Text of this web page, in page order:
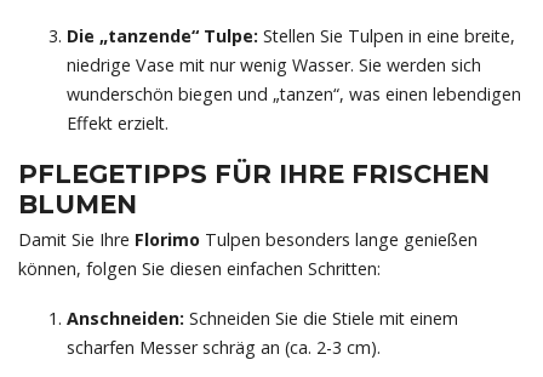
Die „tanzende“ Tulpe: Stellen Sie Tulpen in eine breite,
niedrige Vase mit nur wenig Wasser. Sie werden sich
wunderschön biegen und „tanzen“, was einen lebendigen
Effekt erzielt.
PFLEGETIPPS FÜR IHRE FRISCHEN
BLUMEN
Damit Sie Ihre Florimo Tulpen besonders lange genießen
können, folgen Sie diesen einfachen Schritten:
Anschneiden: Schneiden Sie die Stiele mit einem
scharfen Messer schräg an (ca. 2-3 cm).